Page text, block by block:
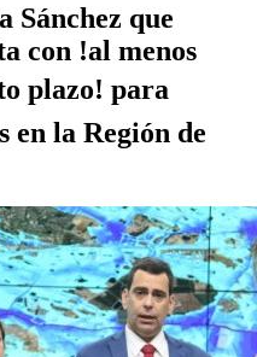
Sánchez que
con !al menos
plazo! para
en la Región de